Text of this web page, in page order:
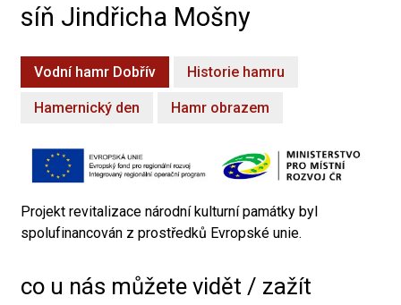
síň Jindřicha Mošny
Vodní hamr Dobřív Historie hamru
Hamernický den Hamr obrazem
Projekt revitalizace národní kulturní památky byl
spolufinancován z prostředků Evropské unie.
co u nás můžete vidět / zažít